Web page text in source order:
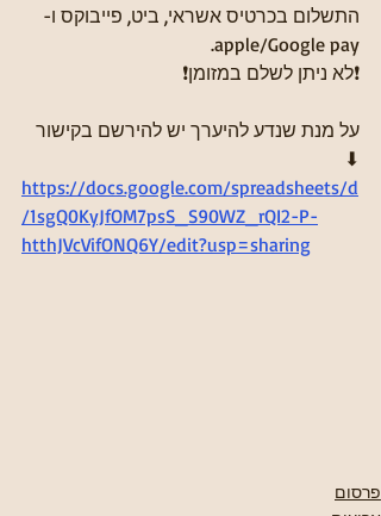
התשלום בכרטיס אשראי, ביט, פייבוקס ו-
apple/Google pay.
❗לא ניתן לשלם במזומן❗
על מנת שנדע להיערך יש להירשם בקישור
⬇
https://docs.google.com/spreadsheets/d
/1sgQ0KyJfOM7psS_S90WZ_rQI2-P-
htthJVcVifONQ6Y/edit?usp=sharing
פרסום